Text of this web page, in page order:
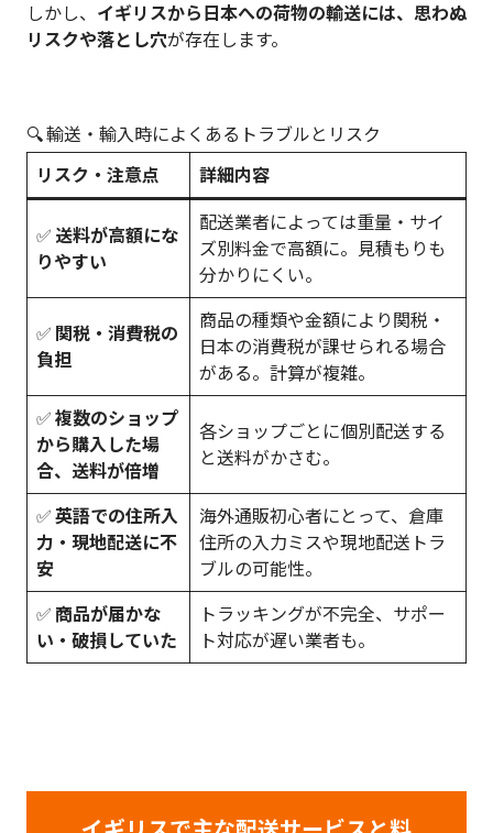
しかし、 イギリスから日本への荷物の輸送には、思わぬ
リスクや落とし穴が存在します。
🔍 輸送・輸入時によくあるトラブルとリスク
リスク・注意点
詳細内容
✅ 送料が高額にな
りやすい
配送業者によっては重量・サイ
ズ別料金で高額に。見積もりも
分かりにくい。
✅ 関税・消費税の
負担
商品の種類や金額により関税・
日本の消費税が課せられる場合
がある。計算が複雑。
✅ 複数のショップ
から購入した場
合、送料が倍増
各ショップごとに個別配送する
と送料がかさむ。
✅ 英語での住所入
力・現地配送に不
安
海外通販初心者にとって、倉庫
住所の入力ミスや現地配送トラ
ブルの可能性。
✅ 商品が届かな
い・破損していた
トラッキングが不完全、サポー
ト対応が遅い業者も。